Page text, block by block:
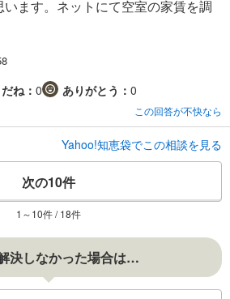
ます。ネットにて空室の家賃を調
ね： 0 ありがとう： 0
この回答が不快なら
Yahoo!知恵袋でこの相談を見る
次の10件
1～10件 / 18件
決しなかった場合は…